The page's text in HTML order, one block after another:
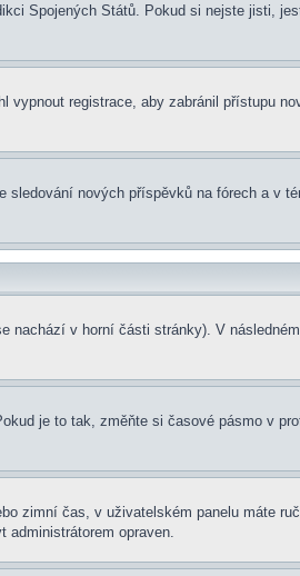
Spojených Států. Pokud si nejste jisti,
registrace, aby zabránil přístupu
nových příspěvků na fórech a v
nachází v horní části stránky). V
je to tak, změňte si časové pásmo v
zimní čas, v uživatelském panelu máte
administrátorem opraven.